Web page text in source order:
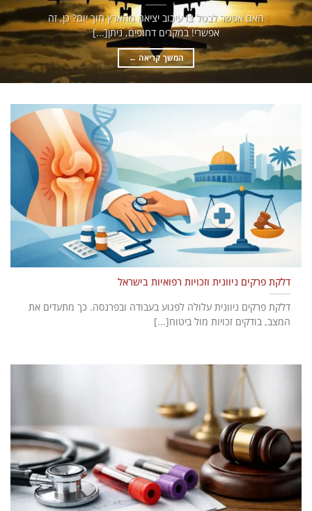
האם אפשר לבטל צו עיכוב יציאה מהארץ תוך יום? כן, זה
אפשרי! במקרים דחופים, ניתן[...]
המשך קריאה ←
דלקת פרקים ניוונית וזכויות רפואיות בישראל
דלקת פרקים ניוונית עלולה לפגוע בעבודה ובפרנסה. כך מתעדים את
המצב, בודקים זכויות מול ביטוח[...]